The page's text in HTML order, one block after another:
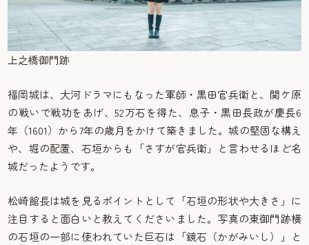
上之橋御門跡
福岡城は、大河ドラマにもなった軍師・黒田官兵衛と、関ケ原
の戦いで戦功をあげ、52万石を得た、息子・黒田長政が慶長6
年（1601）から7年の歳月をかけて築きました。城の堅固な構え
や、堀の配置、石垣からも「さすが官兵衛」と言わせるほど名
城だったようです。
松崎館長は城を見るポイントとして「石垣の形状や大きさ」に
注目すると面白いと教えてくださいました。写真の東御門跡横
の石垣の一部に使われていた巨石は「鏡石（かがみいし）」と